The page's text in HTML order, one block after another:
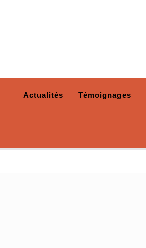
Actualités Témoignages